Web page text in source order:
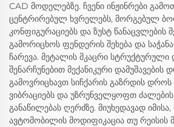
CAD მოდელებზე. ჩვენი ინჟინრები
ცენტრირებულ ხვრელებს, მორგებულ
კონფიგურაციებს და ზუსტ წანაცვლების
გამორიცხოს ფენდერის შეხება და
ჩარევა. მეტალის მკაცრი სტრუქტურული
შენარჩუნებით მექანიკური დამუშავების
გამოვრიცხავთ სიჩქარის გაზრდის
ვიბრაციებს და უზრუნველყოფთ
განაწილებას ღერძზე. მიუხედავად
ავტომობილის მოდიფიკაცია თუ რეისის